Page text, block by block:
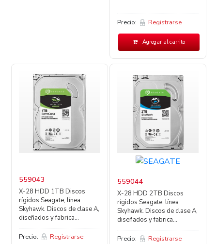
Precio: Registrarse
Agregar al carrito
559043
X-28 HDD 1TB Discos
rígidos Seagate, línea
Skyhawk. Discos de clase A,
diseñados y fabrica...
Precio: Registrarse
559044
X-28 HDD 2TB Discos
rígidos Seagate, línea
Skyhawk. Discos de clase A,
diseñados y fabrica...
Precio: Registrarse